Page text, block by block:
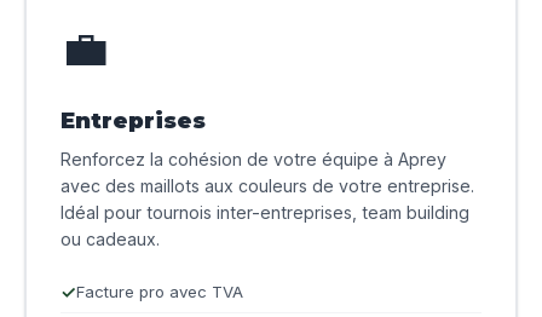
💼
Entreprises
Renforcez la cohésion de votre équipe à Aprey
avec des maillots aux couleurs de votre entreprise.
Idéal pour tournois inter-entreprises, team building
ou cadeaux.
Facture pro avec TVA